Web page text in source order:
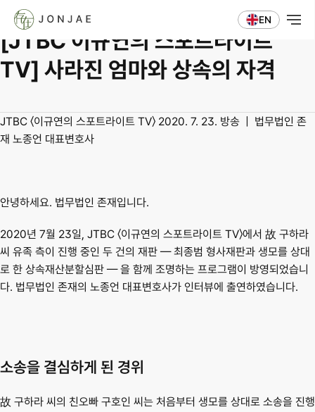
EN
언론보도
[JTBC 이규연의 스포트라이트
TV] 사라진 엄마와 상속의 자격
JTBC 〈이규연의 스포트라이트 TV〉 2020. 7. 23. 방송  |  법무법인 존
재 노종언 대표변호사
안녕하세요. 법무법인 존재입니다.
2020년 7월 23일, JTBC 〈이규연의 스포트라이트 TV〉에서 故 구하라
씨 유족 측이 진행 중인 두 건의 재판 — 최종범 형사재판과 생모를 상대
로 한 상속재산분할심판 — 을 함께 조명하는 프로그램이 방영되었습니
다. 법무법인 존재의 노종언 대표변호사가 인터뷰에 출연하였습니다.
소송을 결심하게 된 경위
故 구하라 씨의 친오빠 구호인 씨는 처음부터 생모를 상대로 소송을 진행